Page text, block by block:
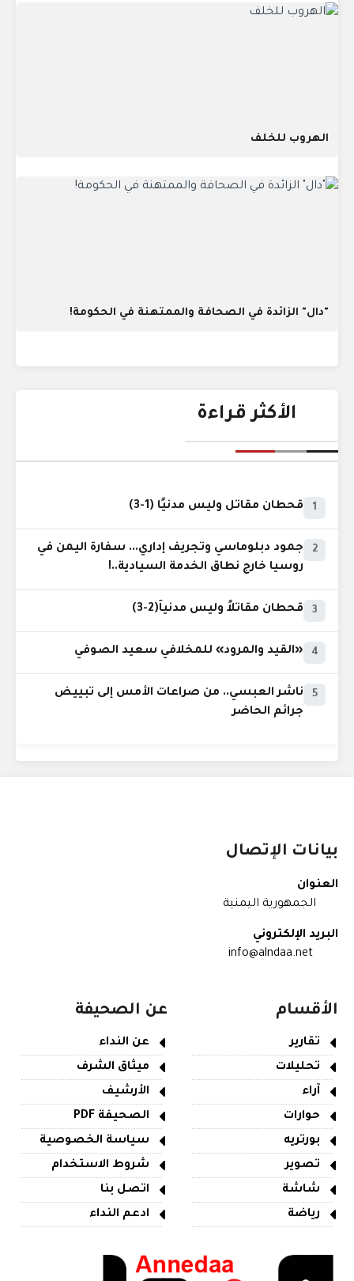
الهروب للخلف
"دال" الزائدة في الصحافة والممتهنة في الحكومة!
الأكثر قراءة
1 قحطان مقاتل وليس مدنيًا (1-3)
2
جمود دبلوماسي وتجريف إداري... سفارة اليمن في
روسيا خارج نطاق الخدمة السيادية..!
3 قحطان مقاتلاً وليس مدنياً(2-3)
4 «القيد والمرود» للمخلافي سعيد الصوفي
5
ناشر العبسي.. من صراعات الأمس إلى تبييض
جرائم الحاضر
بيانات الإتصال
العنوان
الجمهورية اليمنية
البريد الإلكتروني
info@alndaa.net
الأقسام
تقارير
تحليلات
آراء
حوارات
بورتريه
تصوير
شاشة
رياضة
عن الصحيفة
عن النداء
ميثاق الشرف
الأرشيف
الصحيفة PDF
سياسة الخصوصية
شروط الاستخدام
اتصل بنا
ادعم النداء